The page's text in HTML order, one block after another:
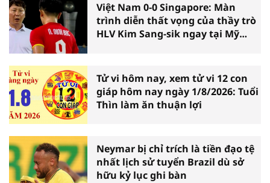
Việt Nam 0-0 Singapore: Màn
trình diễn thất vọng của thầy trò
HLV Kim Sang-sik ngay tại Mỹ
Tử vi hôm nay, xem tử vi 12 con
giáp hôm nay ngày 1/8/2026: Tuổi
Thìn làm ăn thuận lợi
Neymar bị chỉ trích là tiền đạo tệ
nhất lịch sử tuyển Brazil dù sở
hữu kỷ lục ghi bàn